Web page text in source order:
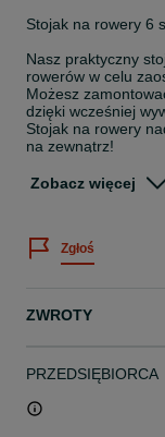
Stojak na rowery 6
Nasz praktyczny
rowerów w celu
Możesz
dzięki wcześniej
Stojak na rowery
na zewnątrz!
Waga: 8,0 kg
Materiał: stal
Stojak na rowery
Zobacz więcej
Zgłoś
ZWROTY
PRZEDSIĘBIORCA